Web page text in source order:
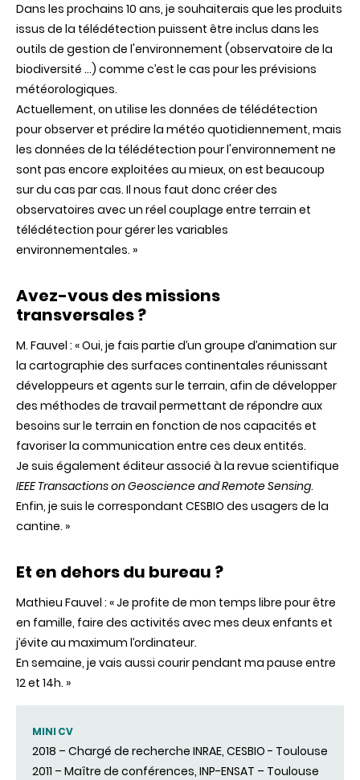
Dans les prochains 10 ans, je souhaiterais que les produits
issus de la télédétection puissent être inclus dans les
outils de gestion de l'environnement (observatoire de la
biodiversité …) comme c’est le cas pour les prévisions
météorologiques.
Actuellement, on utilise les données de télédétection
pour observer et prédire la météo quotidiennement, mais
les données de la télédétection pour l'environnement ne
sont pas encore exploitées au mieux, on est beaucoup
sur du cas par cas. Il nous faut donc créer des
observatoires avec un réel couplage entre terrain et
télédétection pour gérer les variables
environnementales. »
Avez-vous des missions
transversales ?
M. Fauvel : «Oui, je fais partie d’un groupe d’animation sur
la cartographie des surfaces continentales réunissant
développeurs et agents sur le terrain, afin de développer
des méthodes de travail permettant de répondre aux
besoins sur le terrain en fonction de nos capacités et
favoriser la communication entre ces deux entités.
Je suis également éditeur associé à la revue scientifique
IEEE Transactions on Geoscience and Remote Sensing.
Enfin, je suis le correspondant CESBIO des usagers de la
cantine. »
Et en dehors du bureau ?
Mathieu Fauvel : «Je profite de mon temps libre pour être
en famille, faire des activités avec mes deux enfants et
j’évite au maximum l’ordinateur.
En semaine, je vais aussi courir pendant ma pause entre
12 et 14h. »
MINI CV
2018 – Chargé de recherche INRAE, CESBIO - Toulouse
2011 – Maître de conférences, INP-ENSAT – Toulouse